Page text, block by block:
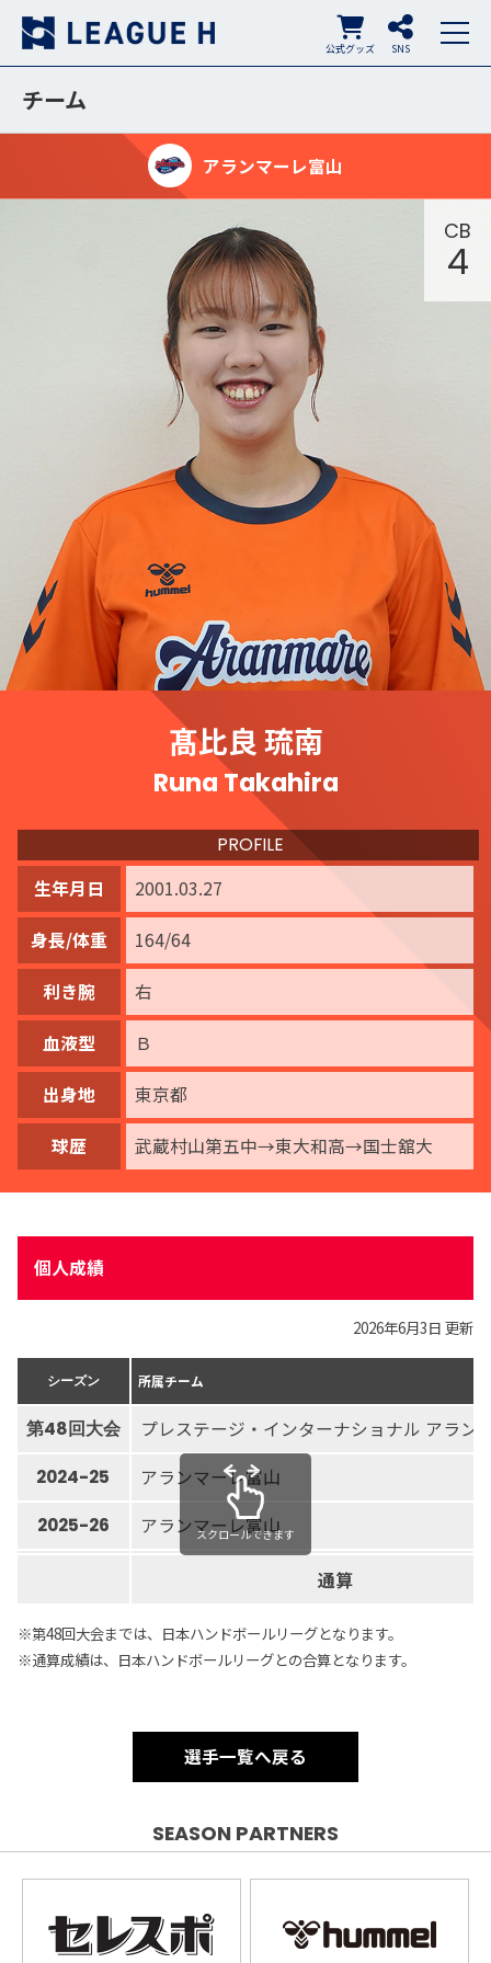
SNS
公式グッズ
チーム
アランマーレ富山
髙比良 琉南
Runa Takahira
CB
4
生年月日 2001.03.27
身長/体重 164/64
利き腕 右
血液型 Ｂ
出身地 東京都
球歴 武蔵村山第五中→東大和高→国士舘大
PROFILE
個人成績
2026年6月3日 更新
シーズン 所属チーム
第48回大会 プレステージ・インターナショナル アラン
2024-25 アランマーレ富山
2025-26 アランマーレ富山
通算
スクロールできます
※第48回大会までは、日本ハンドボールリーグとなります。
※通算成績は、日本ハンドボールリーグとの合算となります。
選手一覧へ戻る
SEASON PARTNERS